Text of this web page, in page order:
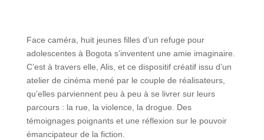
Face caméra, huit jeunes filles d’un refuge pour
adolescentes à Bogota s’inventent une amie imaginaire.
C’est à travers elle, Alis, et ce dispositif créatif issu d’un
atelier de cinéma mené par le couple de réalisateurs,
qu’elles parviennent peu à peu à se livrer sur leurs
parcours : la rue, la violence, la drogue. Des
témoignages poignants et une réflexion sur le pouvoir
émancipateur de la fiction.